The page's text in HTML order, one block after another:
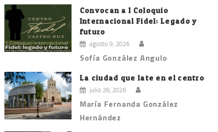
Convocan a I Coloquio
Internacional Fidel: Legado y
futuro
agosto 9, 2026
Sofía González Angulo
La ciudad que late en el centro
julio 28, 2026
María Fernanda González
Hernández